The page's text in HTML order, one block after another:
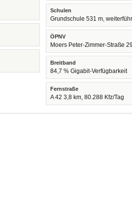
Schulen
Grundschule 531 m,
ÖPNV
Moers Peter-Zimmer-Straße
Breitband
84,7 % Gigabit-Verfügbarkeit
Fernstraße
A 42 3,8 km, 80.288 Kfz/Tag